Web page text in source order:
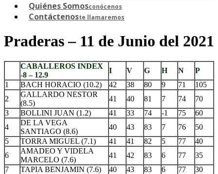
Quiénes Somosconócenos
Contáctenoste llamaremos
Praderas – 11 de Junio del 2021
CABALLEROS INDEX
-8 – 12.9
I V G H N
P
1
BACH HORACIO (10.2) 42 38 80 9 71
105
2
GALLARDO NESTOR
(8.5)
41 40 81 7 74
70
3
BOLLINI JUAN (1.2) 41 33 74 -1 75
60
4
DE LA VEGA
SANTIAGO (8.6)
40 43 83 7 76
50
5
TORRA MIGUEL (7.1) 41 41 82 5 77
40
6
AMADEO Y VIDELA
MARCELO (7.6)
41 42 83 6 77
35
7
TAPIA BENJAMIN (7.6) 40 43 83 6 77
30